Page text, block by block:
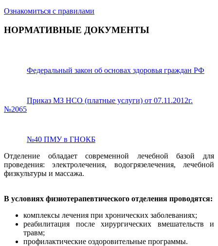
Ознакомиться с правилами
НОРМАТИВНЫЕ ДОКУМЕНТЫ
Федеральный закон об основах здоровья граждан РФ
Приказ МЗ НСО (платные услуги) от 07.11.2012г.
№2065
№40 ПМУ в ГНОКБ
Отделение обладает современной лечебной базой для
проведения: электролечения, водогрязелечения, лечебной
физкультуры и массажа.
В условиях физиотерапевтического отделения проводятся:
комплексы лечения при хронических заболеваниях;
реабилитация после хирургических вмешательств и
травм;
профилактические оздоровительные программы.